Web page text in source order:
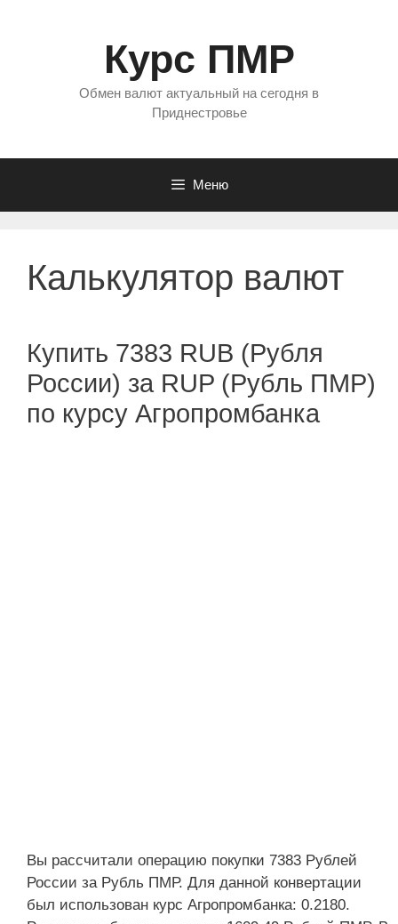
Курс ПМР
Обмен валют актуальный на сегодня в
Приднестровье
Меню
Калькулятор валют
Купить 7383 RUB (Рубля
России) за RUP (Рубль ПМР)
по курсу Агропромбанка
Вы рассчитали операцию покупки 7383 Рублей
России за Рубль ПМР. Для данной конвертации
был использован курс Агропромбанка: 0.2180.